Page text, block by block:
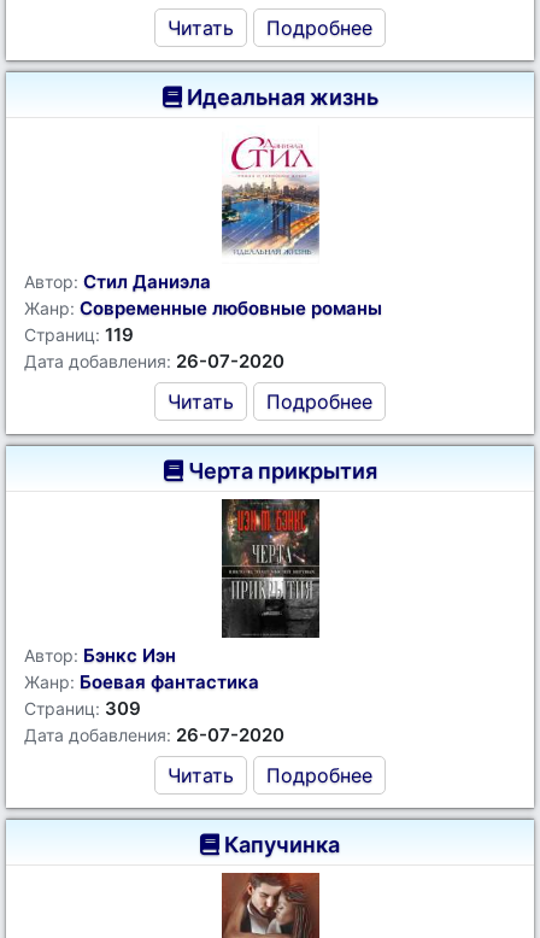
Читать Подробнее
Идеальная жизнь
Автор: Стил Даниэла
Жанр: Современные любовные романы
Страниц: 119
Дата добавления: 26-07-2020
Читать Подробнее
Черта прикрытия
Автор: Бэнкс Иэн
Жанр: Боевая фантастика
Страниц: 309
Дата добавления: 26-07-2020
Читать Подробнее
Капучинка